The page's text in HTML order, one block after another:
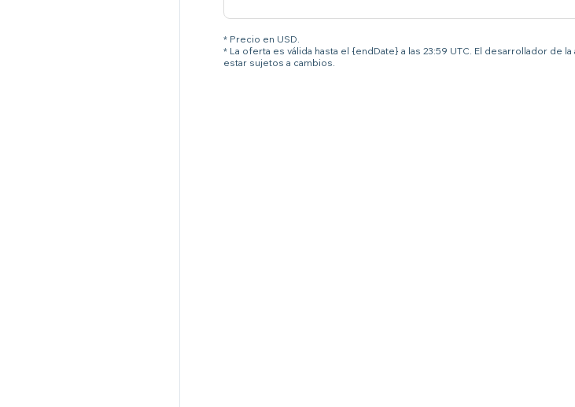
* Precio en USD.
* La oferta es válida hasta el {endDate} a las 23:59 UTC. El desarrollador
estar sujetos a cambios.